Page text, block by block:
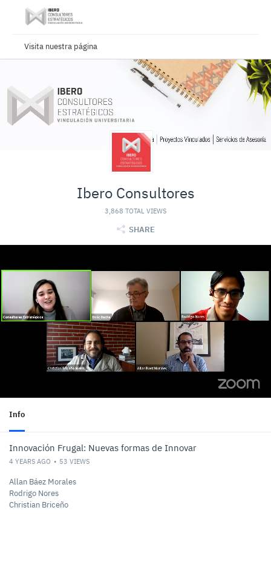
Visita nuestra página
Ibero Consultores
3,868 TOTAL VIEWS
SHARE
Info
Innovación Frugal: Nuevas formas de Innovar
4 YEARS AGO 53 VIEWS
Allan Báez Morales
Rodrigo Nores
Christian Briceño